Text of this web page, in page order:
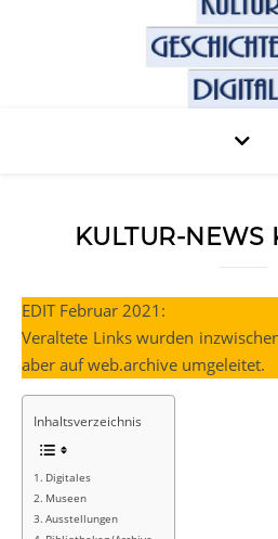
KULTUR-NEWS
EDIT Februar 2021:
Veraltete Links wurden
aber auf web.archive umgeleitet.
Inhaltsverzeichnis
Digitales
Museen
Ausstellungen